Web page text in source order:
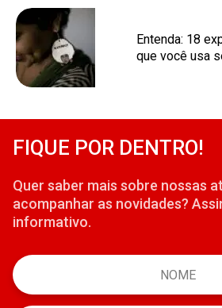
Entenda: 18
que você usa
FIQUE POR DENTRO!
Quer saber mais sobre nossas
acompanhar as novidades?
informativo.